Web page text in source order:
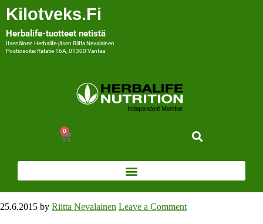
Kilotveks.fi
Herbalife-tuotteet netistä
Itsenäinen Herbalife-jäsen Riitta Nevalainen
Postiosoite: Ratatie 16A, 01300 Vantaa
0
25.6.2015 by Riitta Nevalainen Leave a Comment